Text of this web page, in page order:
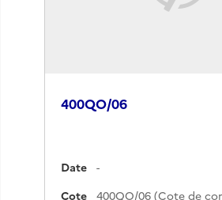
400QO/06
Date
-
Cote
400QO/06 (Cote de